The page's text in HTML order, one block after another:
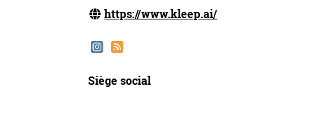
https://www.kleep.ai/
Siège social